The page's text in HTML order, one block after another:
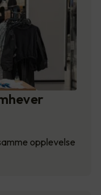
opplevelse